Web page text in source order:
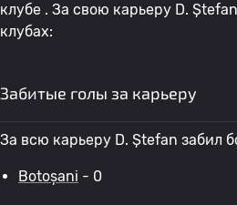
клубе . За свою карьеру D.
клубах:
Забитые голы за карьеру
За всю карьеру D. Ștefan забил
Botoșani - 0